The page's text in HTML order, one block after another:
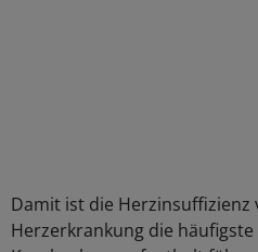
Damit ist die
Herzerkrankung die häufigste